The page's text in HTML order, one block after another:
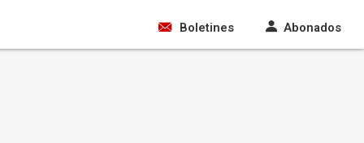
Boletines Abonados